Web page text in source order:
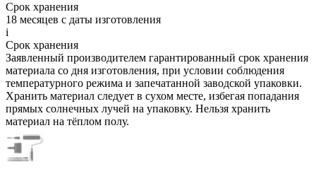
Срок хранения
18 месяцев с даты изготовления
i
Срок хранения
Заявленный производителем гарантированный срок хранения
материала со дня изготовления, при условии соблюдения
температурного режима и запечатанной заводской упаковки.
Хранить материал следует в сухом месте, избегая попадания
прямых солнечных лучей на упаковку. Нельзя хранить
материал на тёплом полу.